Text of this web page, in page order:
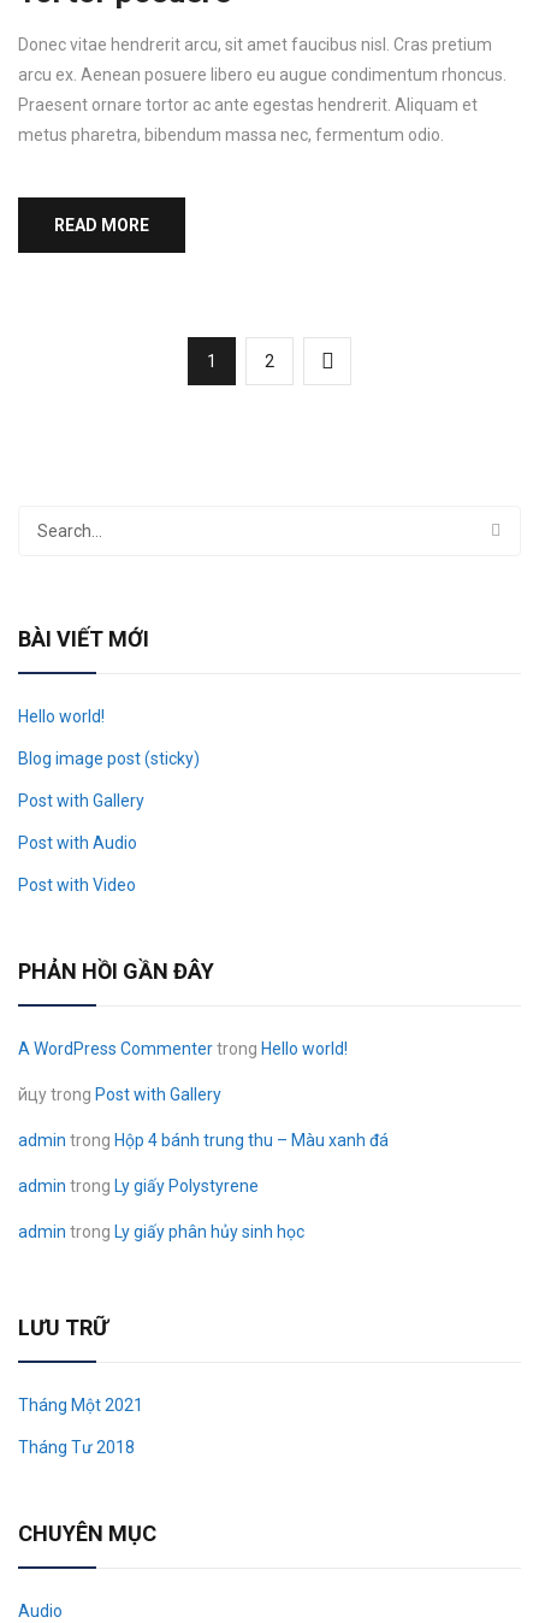
Donec vitae hendrerit arcu, sit amet faucibus nisl. Cras pretium
arcu ex. Aenean posuere libero eu augue condimentum rhoncus.
Praesent ornare tortor ac ante egestas hendrerit. Aliquam et
metus pharetra, bibendum massa nec, fermentum odio.
READ MORE
1 2
BÀI VIẾT MỚI
Hello world!
Blog image post (sticky)
Post with Gallery
Post with Audio
Post with Video
PHẢN HỒI GẦN ĐÂY
A WordPress Commentertrong Hello world!
йцуtrong Post with Gallery
admin trong Hộp 4 bánh trung thu – Màu xanh đá
admin trong Ly giấy Polystyrene
admin trong Ly giấy phân hủy sinh học
LƯU TRỮ
Tháng Một 2021
Tháng Tư 2018
CHUYÊN MỤC
Audio